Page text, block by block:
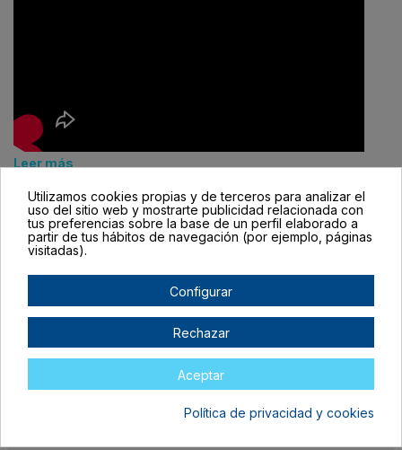
Leer más
Date un capricho
Tus compras de 60€ a 2000€ financiadas
con Pepper.
Añadir a la comparación
Descripción
Utilizamos cookies propias y de terceros para analizar el
uso del sitio web y mostrarte publicidad relacionada con
tus preferencias sobre la base de un perfil elaborado a
partir de tus hábitos de navegación (por ejemplo, páginas
visitadas).
Configurar
Rechazar
Aceptar
Política de privacidad y cookies